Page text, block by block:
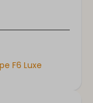
F6 Luxe